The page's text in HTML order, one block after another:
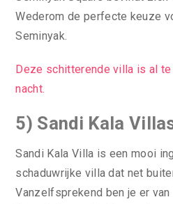
Wederom de perfecte keuze
Seminyak.
Deze schitterende villa is al
nacht.
5) Sandi Kala
Sandi Kala Villa is een mooi
schaduwrijke villa dat net
Vanzelfsprekend ben je er